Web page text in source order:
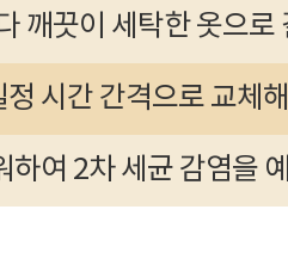
깨끗이 세탁한 옷으로
시간 간격으로 교체
여 2차 세균 감염을